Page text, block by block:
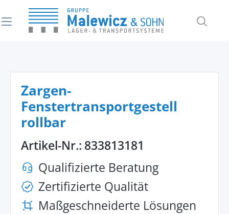
springen
Zargen-
Fenstertransportgestell
rollbar
Artikel-Nr.: 833813181
Qualifizierte Beratung
Zertifizierte Qualität
Maßgeschneiderte Lösungen